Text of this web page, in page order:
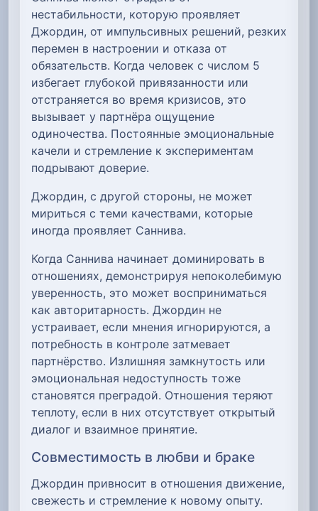
нестабильности, которую проявляет
Джордин, от импульсивных решений, резких
перемен в настроении и отказа от
обязательств. Когда человек с числом 5
избегает глубокой привязанности или
отстраняется во время кризисов, это
вызывает у партнёра ощущение
одиночества. Постоянные эмоциональные
качели и стремление к экспериментам
подрывают доверие.
Джордин, с другой стороны, не может
мириться с теми качествами, которые
иногда проявляет Саннива.
Когда Саннива начинает доминировать в
отношениях, демонстрируя непоколебимую
уверенность, это может восприниматься
как авторитарность. Джордин не
устраивает, если мнения игнорируются, а
потребность в контроле затмевает
партнёрство. Излишняя замкнутость или
эмоциональная недоступность тоже
становятся преградой. Отношения теряют
теплоту, если в них отсутствует открытый
диалог и взаимное принятие.
Совместимость в любви и браке
Джордин привносит в отношения движение,
свежесть и стремление к новому опыту.